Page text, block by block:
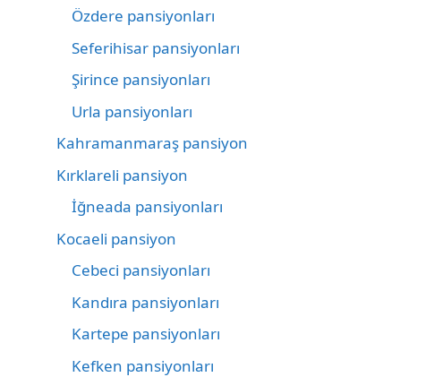
Özdere pansiyonları
Seferihisar pansiyonları
Şirince pansiyonları
Urla pansiyonları
Kahramanmaraş pansiyon
Kırklareli pansiyon
İğneada pansiyonları
Kocaeli pansiyon
Cebeci pansiyonları
Kandıra pansiyonları
Kartepe pansiyonları
Kefken pansiyonları